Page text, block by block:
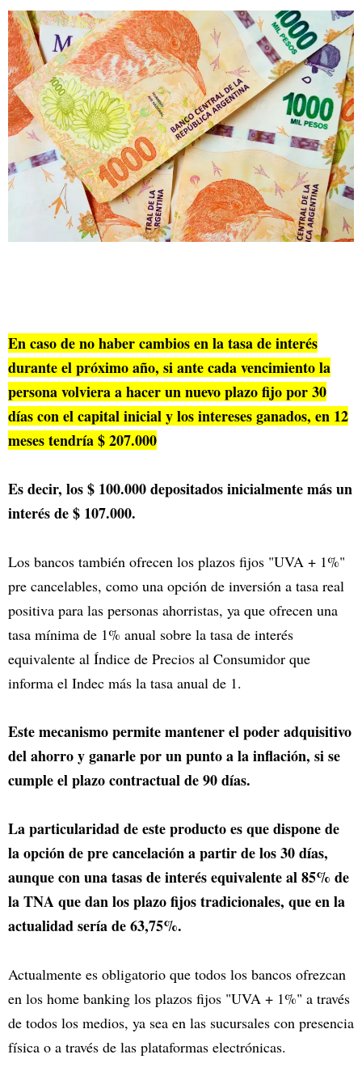
En caso de no haber cambios en la tasa de interés
durante el próximo año, si ante cada vencimiento la
persona volviera a hacer un nuevo plazo fijo por 30
días con el capital inicial y los intereses ganados, en 12
meses tendría $ 207.000
Es decir, los $ 100.000 depositados inicialmente más un
interés de $ 107.000.
Los bancos también ofrecen los plazos fijos "UVA + 1%"
pre cancelables, como una opción de inversión a tasa real
positiva para las personas ahorristas, ya que ofrecen una
tasa mínima de 1% anual sobre la tasa de interés
equivalente al Índice de Precios al Consumidor que
informa el Indec más la tasa anual de 1.
Este mecanismo permite mantener el poder adquisitivo
del ahorro y ganarle por un punto a la inflación, si se
cumple el plazo contractual de 90 días.
La particularidad de este producto es que dispone de
la opción de pre cancelación a partir de los 30 días,
aunque con una tasas de interés equivalente al 85% de
la TNA que dan los plazo fijos tradicionales, que en la
actualidad sería de 63,75%.
Actualmente es obligatorio que todos los bancos ofrezcan
en los home banking los plazos fijos "UVA + 1%" a través
de todos los medios, ya sea en las sucursales con presencia
física o a través de las plataformas electrónicas.